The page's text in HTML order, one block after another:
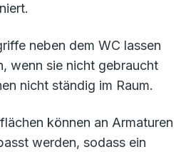
neben dem WC lassen
wenn sie nicht gebraucht
nicht ständig im Raum.
können an Armaturen
werden, sodass ein